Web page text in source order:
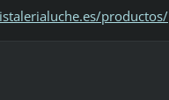
productos/